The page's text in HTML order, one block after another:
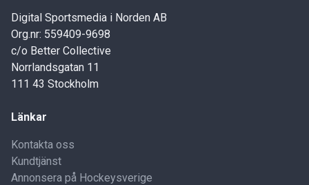
Digital Sportsmedia i Norden AB
Org.nr: 559409-9698
c/o Better Collective
Norrlandsgatan 11
111 43 Stockholm
Länkar
Kontakta oss
Kundtjänst
Annonsera på Hockeysverige